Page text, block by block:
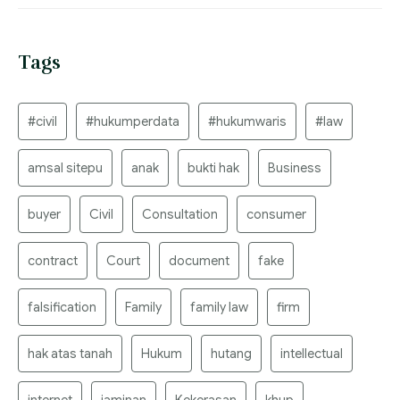
Tags
#civil #hukumperdata #hukumwaris #law
amsal sitepu anak bukti hak Business
buyer Civil Consultation consumer
contract Court document fake
falsification Family family law firm
hak atas tanah Hukum hutang intellectual